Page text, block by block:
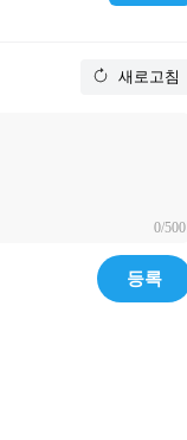
새로고침
0/500
등록